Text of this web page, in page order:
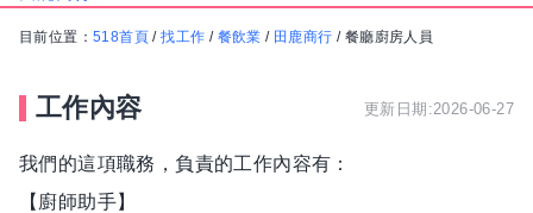
目前位置： 518首頁 /找工作 / 餐飲業 / 田鹿商行 / 餐廳廚房人員
工作內容 更新日期:2026-06-27
我們的這項職務，負責的工作內容有：
【廚師助手】